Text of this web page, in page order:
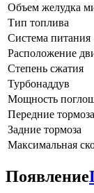
Объем желудка
Тип топлива
Система питания
Расположение
Степень сжатия
Турбонаддув
Мощность
Передние тормоза
Задние тормоза
Максимальная
Появление